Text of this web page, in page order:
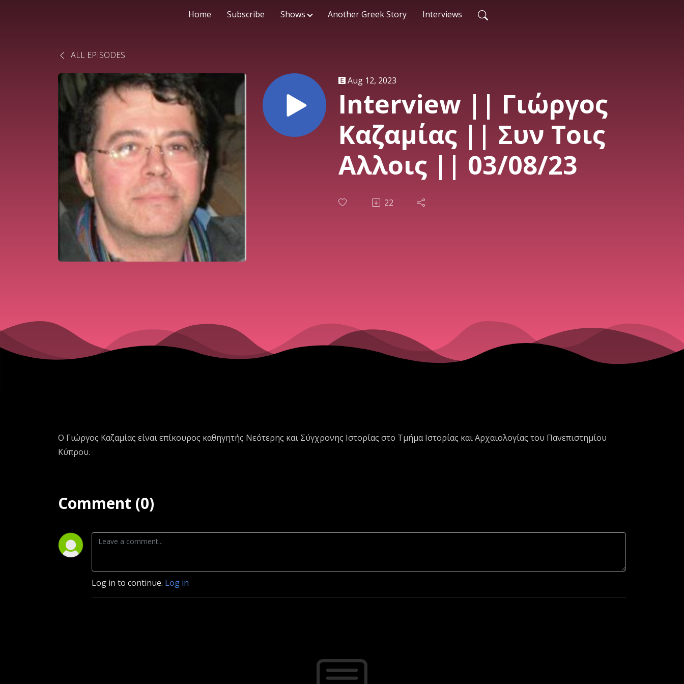
Home Subscribe Shows Another Greek Story Interviews
ALL EPISODES
Aug 12, 2023
Interview || Γιώργος
Καζαμίας || Συν Τοις
Αλλοις || 03/08/23
22
Ο Γιώργος Καζαμίας είναι επίκουρος καθηγητής Νεότερης και Σύγχρονης Ιστορίας στο Τμήμα Ιστορίας και Αρχαιολογίας του Πανεπιστημίου
Κύπρου.
Comment (0)
Log in to continue. Log in